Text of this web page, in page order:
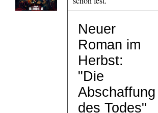
Neuer
Roman im
Herbst:
"Die
Abschaffung
des Todes"